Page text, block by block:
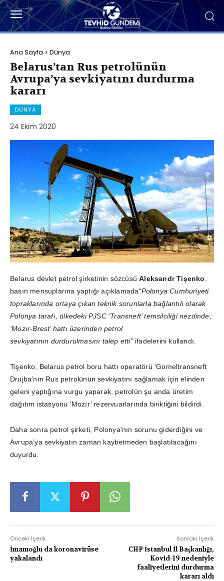
Ana Sayfa Dünya
Belarus’tan Rus petrolünün
Avrupa’ya sevkiyatını durdurma
kararı
DÜNYA
24 Ekim 2020
Belarus devlet petrol şirketinin sözcüsüAleksandr Tişenko
basın mensuplarına yaptığı açıklamada“Polonya Cumhuriyeti
topraklarında ortaya çıkan teknik sorunlarla bağlantılı olarak
Polonya tarafı, ülkedeki PJSC ‘Transneft’ temsilciliği nezdinde,
‘Mozır-Brest’ hattı üzerinden petrol
sevkiyatının durdurulmasını talep etti”ifadelerini kullandı.
Tişenko, Belarus petrol boru hattı operatörü ‘Gomeltransneft
Drujba’nın Rus petrolünün sevkiyatını sağlamak için elinden
geleni yaptığına vurgu yaparak, petrolün şu anda üretim
dağıtım istasyonu ‘Mozır’ rezervuarlarında biriktiğini bildirdi.
Daha sonra petrol şirketi, Polonya’nın sorunu giderdiğini ve
Avrupa’ya sevkiyatın zaman kaybetmeden başlatılacağını
duyurdu.
Önceki İçerik
İmamoğlu da koronavirüse
yakalandı
Sonraki İçerik
CHP İstanbul İl Başkanlığı,
Kovid-19 nedeniyle
faaliyetlerini durdurma
kararı aldı